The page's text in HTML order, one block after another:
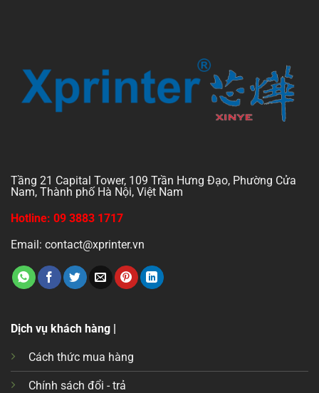
Tầng 21 Capital Tower, 109 Trần Hưng Đạo, Phường Cửa
Nam, Thành phố Hà Nội, Việt Nam
Hotline: 09 3883 1717
Email: contact@xprinter.vn
Dịch vụ khách hàng |
Cách thức mua hàng
Chính sách đổi - trả